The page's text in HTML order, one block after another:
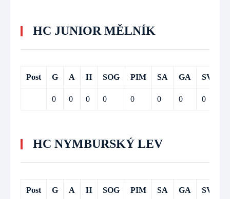
HC JUNIOR MĚLNÍK
Post G A H SOG PIM SA GA SV
0 0 0 0 0 0 0 0
HC NYMBURSKÝ LEV
Post G A H SOG PIM SA GA SV